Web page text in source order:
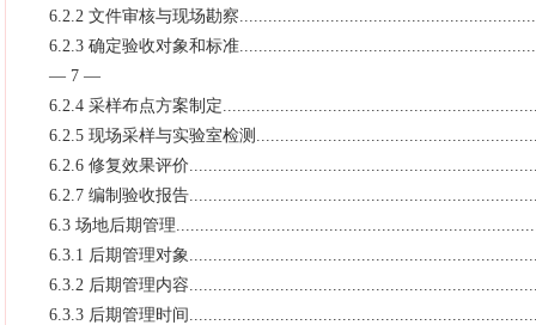
6.2.2 文件审核与现场勘察
6.2.3 确定验收对象和标准
— 7 —
6.2.4 采样布点方案制定
6.2.5 现场采样与实验室检测
6.2.6 修复效果评价
6.2.7 编制验收报告
6.3 场地后期管理
6.3.1 后期管理对象
6.3.2 后期管理内容
6.3.3 后期管理时间